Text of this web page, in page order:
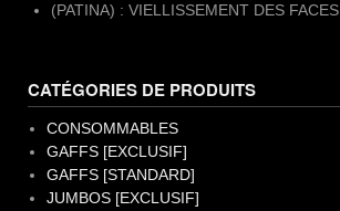
(PATINA) : VIELLISSEMENT DES FACES
CATÉGORIES DE PRODUITS
CONSOMMABLES
GAFFS [EXCLUSIF]
GAFFS [STANDARD]
JUMBOS [EXCLUSIF]